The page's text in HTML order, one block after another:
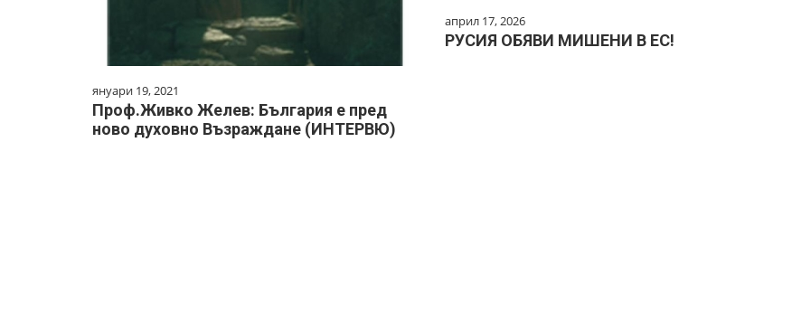
януари 19, 2021
Проф.Живко Желев: България е пред
ново духовно Възраждане (ИНТЕРВЮ)
април 17, 2026
РУСИЯ ОБЯВИ МИШЕНИ В ЕС!